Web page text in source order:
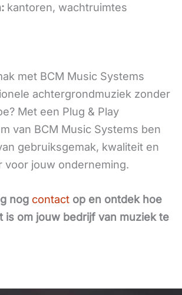
kantoren, wachtruimtes
met BCM Music Systems
achtergrondmuziek zonder
Met een Plug & Play
van BCM Music Systems ben
gebruiksgemak, kwaliteit en
voor jouw onderneming.
nog contact op en ontdek hoe
is om jouw bedrijf van muziek te